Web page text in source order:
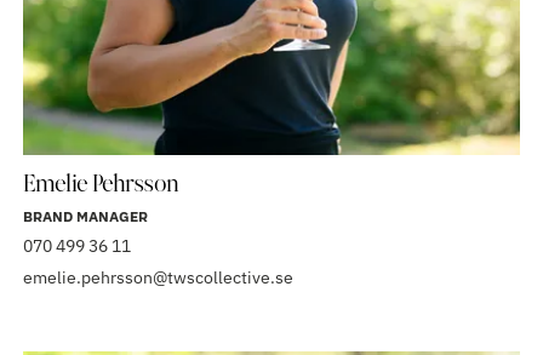
Emelie Pehrsson
BRAND MANAGER
070 499 36 11
emelie.pehrsson@twscollective.se